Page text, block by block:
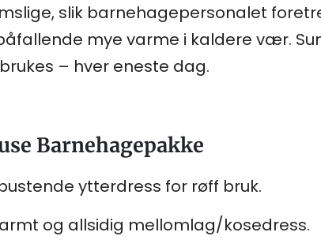
slik barnehagepersonalet
mye varme i kaldere vær.
– hver eneste dag.
Barnehagepakke
ytterdress for røff bruk.
og allsidig mellomlag/kosedress.